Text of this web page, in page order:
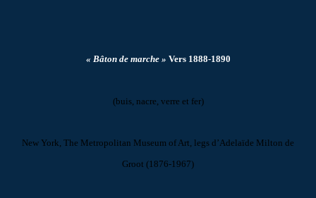
« Bâton de marche » Vers 1888-1890
(buis, nacre, verre et fer)
New York, The Metropolitan Museum of Art, legs d’Adelaïde Milton de
Groot (1876-1967)